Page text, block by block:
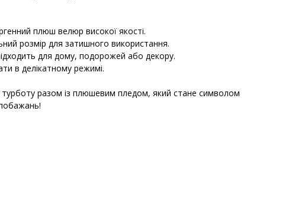
плюш велюр високої якості.
розмір для затишного використання.
для дому, подорожей або декору.
в делікатному режимі.
разом із плюшевим пледом, який стане символом